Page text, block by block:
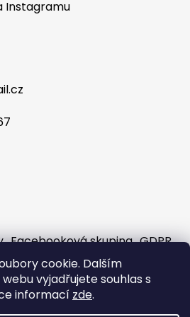
cookie. Dalším
vyjadřujete souhlas s
informací zde.
Instagramu
Facebooková skupina GDPR
a sloučení
a platba